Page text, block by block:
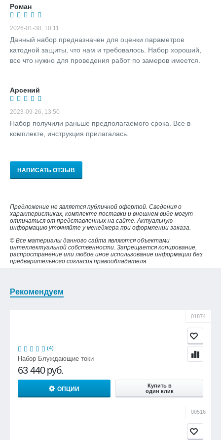
Роман
2026-01-30, 10:11
Данный набор предназначен для оценки параметров
катодной защиты, что нам и требовалось. Набор хороший,
все что нужно для проведения работ по замеров имеется.
Арсений
2023-09-26, 13:50
Набор получили раньше предполагаемого срока. Все в
комплекте, инструкция прилагалась.
НАПИСАТЬ ОТЗЫВ
Предложение не является публичной офертой. Сведения о
характеристиках, комплекте поставки и внешнем виде могут
отличаться от представленных на сайте. Актуальную
информацию уточняйте у менеджера при оформлении заказа.
© Все материалы данного сайта являются объектами
интеллектуальной собственности. Запрещается копирование,
распространение или любое иное использование информации без
предварительного согласия правообладателя.
Рекомендуем
01874
(4)
Набор Блуждающие токи
63 440 руб.
ОПЦИИ
Купить в
один клик
00516